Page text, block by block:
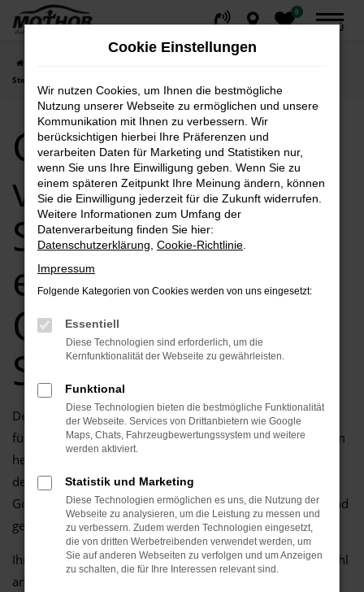
Zum
0
MENÜ
Stendal – Ihre erste Wahl für Qualität und Service!
Gebrauchtwagen
von Golf in
Stendal – Ihre
erste Wahl für
Qualität und
Service!
Der Golf im Gebrauchtwagenzustand ist die perfekte Wahl
für alle, die in Stendal ein zuverlässiges Fahrzeug mit einem
hervorragenden Preis-Leistungs-Verhältnis suchen. Ob für
den Alltag, längere Fahrten oder besondere Anlässe – der
Golf überzeugt durch moderne Technik, hohen Komfort und
geprüfte Qualität.
Ihr VW Autohaus in Stendal bietet Ihnen eine große Auswahl
an sorgfältig geprüften Gebrauchtwagen, die höchsten
Cookie Einstellungen
Wir nutzen Cookies, um Ihnen die bestmögliche
Nutzung unserer Webseite zu ermöglichen und unsere
Kommunikation mit Ihnen zu verbessern. Wir
berücksichtigen hierbei Ihre Präferenzen und
verarbeiten Daten für Marketing und Statistiken nur,
wenn Sie uns Ihre Einwilligung geben. Wenn Sie zu
einem späteren Zeitpunkt Ihre Meinung ändern, können
Sie die Einwilligung jederzeit für die Zukunft widerrufen.
Weitere Informationen zum Umfang der
Datenverarbeitung finden Sie hier:
Datenschutzerklärung Cookie-Richtlinie
Impressum
Folgende Kategorien von Cookies werden von uns eingesetzt:
Essentiell
Diese Technologien sind erforderlich, um die
Kernfunktionalität der Webseite zu gewährleisten.
Funktional
Diese Technologien bieten die bestmögliche Funktionalität
der Webseite. Services von Drittanbietern wie Google
Maps, Chats, Fahrzeugbewertungssystem und weitere
werden aktiviert.
Statistik und Marketing
Diese Technologien ermöglichen es uns, die Nutzung der
Webseite zu analysieren, um die Leistung zu messen und
zu verbessern. Zudem werden Technologien eingesetzt,
die von dritten Werbetreibenden verwendet werden, um
Sie auf anderen Webseiten zu verfolgen und um Anzeigen
zu schalten, die für Ihre Interessen relevant sind.